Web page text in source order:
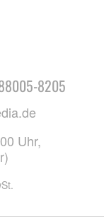
8205
Uhr,